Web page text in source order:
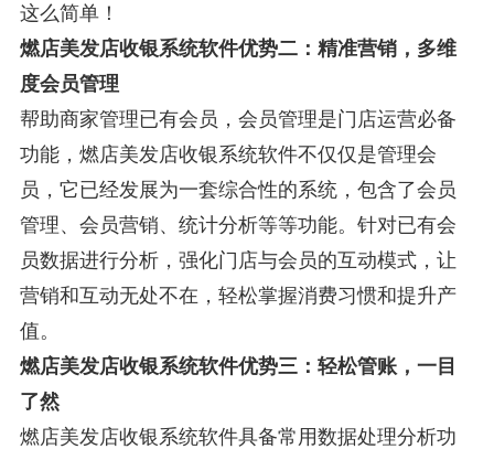
这么简单！
燃店美发店收银系统软件优势二：精准营销，多维
度会员管理
帮助商家管理已有会员，会员管理是门店运营必备
功能，燃店美发店收银系统软件不仅仅是管理会
员，它已经发展为一套综合性的系统，包含了会员
管理、会员营销、统计分析等等功能。针对已有会
员数据进行分析，强化门店与会员的互动模式，让
营销和互动无处不在，轻松掌握消费习惯和提升产
值。
燃店美发店收银系统软件优势三：轻松管账，一目
了然
燃店美发店收银系统软件具备常用数据处理分析功